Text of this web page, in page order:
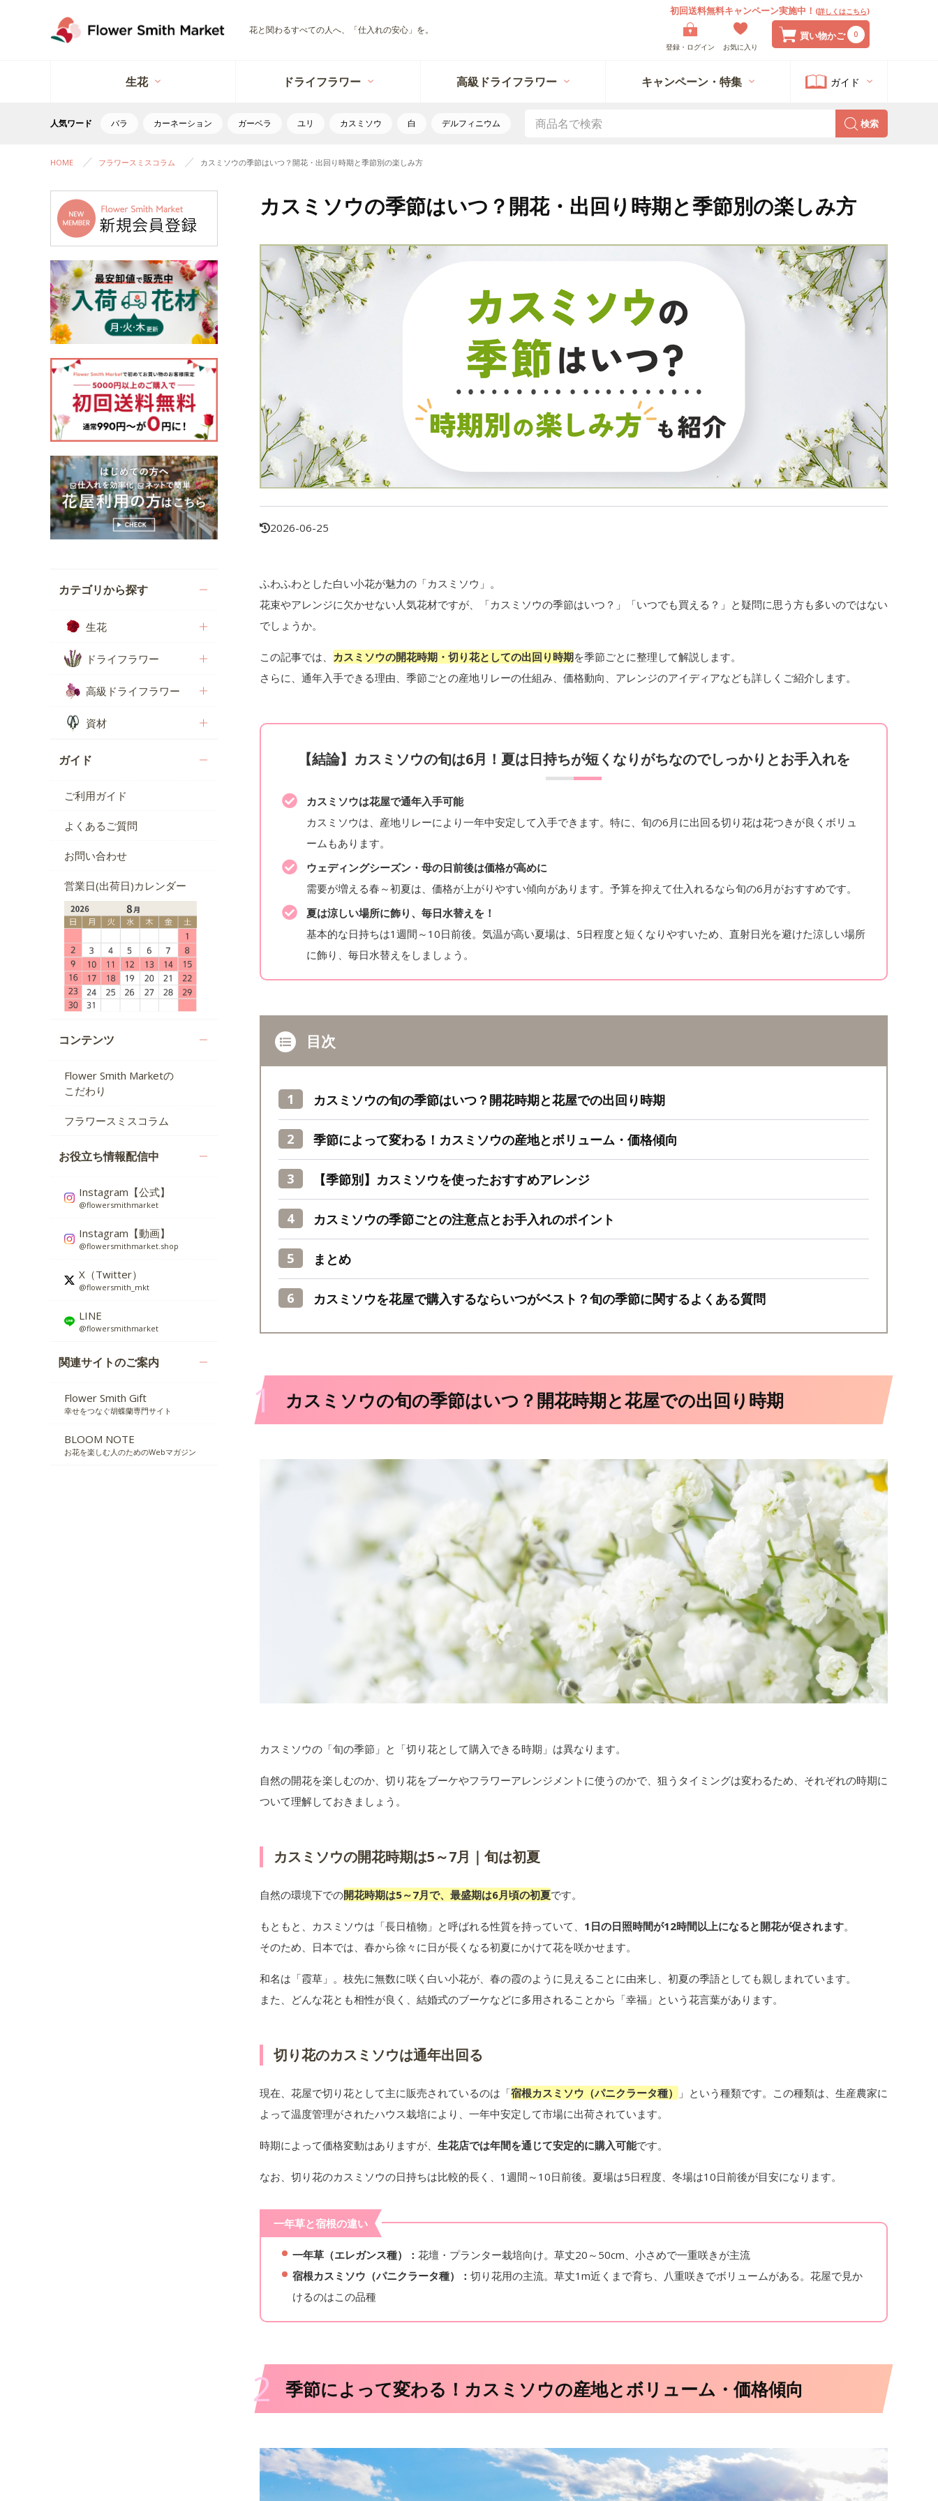
花と関わるすべての人へ、「仕入れの安心」を。
登録・ログイン お気に入り
初回送料無料キャンペーン実施中！ (詳しくはこちら)
買い物かご 0
生花 ドライフラワー 高級ドライフラワー キャンペーン・特集 ガイド
人気ワード バラ カーネーション ガーベラ ユリ カスミソウ 白 デルフィニウム 検索
HOME フラワースミスコラム カスミソウの季節はいつ？開花・出回り時期と季節別の楽しみ方
カテゴリから探す
生花
ドライフラワー
高級ドライフラワー
資材
ガイド
ご利用ガイド
よくあるご質問
お問い合わせ
営業日(出荷日)カレンダー
コンテンツ
Flower Smith Marketの
こだわり
フラワースミスコラム
お役立ち情報配信中
Instagram【公式】
@flowersmithmarket
Instagram【動画】
@flowersmithmarket.shop
X（Twitter）
@flowersmith_mkt
LINE
@flowersmithmarket
関連サイトのご案内
Flower Smith Gift
幸せをつなぐ胡蝶蘭専門サイト
BLOOM NOTE
お花を楽しむ人のためのWebマガジン
カスミソウの季節はいつ？開花・出回り時期と季節別の楽しみ方
2026-06-25
ふわふわとした白い小花が魅力の「カスミソウ」。
花束やアレンジに欠かせない人気花材ですが、「カスミソウの季節はいつ？」「いつでも買える？」と疑問に思う方も多いのではない
でしょうか。
この記事では、 カスミソウの開花時期・切り花としての出回り時期を季節ごとに整理して解説します。
さらに、通年入手できる理由、季節ごとの産地リレーの仕組み、価格動向、アレンジのアイディアなども詳しくご紹介します。
【結論】カスミソウの旬は6月！夏は日持ちが短くなりがちなのでしっかりとお手入れを
カスミソウは花屋で通年入手可能
カスミソウは、産地リレーにより一年中安定して入手できます。特に、旬の6月に出回る切り花は花つきが良くボリュ
ームもあります。
ウェディングシーズン・母の日前後は価格が高めに
需要が増える春～初夏は、価格が上がりやすい傾向があります。予算を抑えて仕入れるなら旬の6月がおすすめです。
夏は涼しい場所に飾り、毎日水替えを！
基本的な日持ちは1週間～10日前後。気温が高い夏場は、5日程度と短くなりやすいため、直射日光を避けた涼しい場所
に飾り、毎日水替えをしましょう。
目次
カスミソウの旬の季節はいつ？開花時期と花屋での出回り時期
季節によって変わる！カスミソウの産地とボリューム・価格傾向
【季節別】カスミソウを使ったおすすめアレンジ
カスミソウの季節ごとの注意点とお手入れのポイント
まとめ
カスミソウを花屋で購入するならいつがベスト？旬の季節に関するよくある質問
1 カスミソウの旬の季節はいつ？開花時期と花屋での出回り時期
カスミソウの「旬の季節」と「切り花として購入できる時期」は異なります。
自然の開花を楽しむのか、切り花をブーケやフラワーアレンジメントに使うのかで、狙うタイミングは変わるため、それぞれの時期に
ついて理解しておきましょう。
カスミソウの開花時期は5～7月｜旬は初夏
自然の環境下での開花時期は5～7月で、最盛期は6月頃の初夏です。
もともと、カスミソウは「長日植物」と呼ばれる性質を持っていて、 1日の日照時間が12時間以上になると開花が促されます。
そのため、日本では、春から徐々に日が長くなる初夏にかけて花を咲かせます。
和名は「霞草」。枝先に無数に咲く白い小花が、春の霞のように見えることに由来し、初夏の季語としても親しまれています。
また、どんな花とも相性が良く、結婚式のブーケなどに多用されることから「幸福」という花言葉があります。
切り花のカスミソウは通年出回る
現在、花屋で切り花として主に販売されているのは「宿根カスミソウ（パニクラータ種）
」という種類です。この種類は、生産農家に
よって温度管理がされたハウス栽培により、一年中安定して市場に出荷されています。
時期によって価格変動はありますが、 生花店では年間を通じて安定的に購入可能です。
なお、切り花のカスミソウの日持ちは比較的長く、1週間～10日前後。夏場は5日程度、冬場は10日前後が目安になります。
一年草と宿根の違い
一年草（エレガンス種）： 花壇・プランター栽培向け。草丈20～50cm、小さめで一重咲きが主流
宿根カスミソウ（パニクラータ種）： 切り花用の主流。草丈1m近くまで育ち、八重咲きでボリュームがある。花屋で見か
けるのはこの品種
2 季節によって変わる！カスミソウの産地とボリューム・価格傾向